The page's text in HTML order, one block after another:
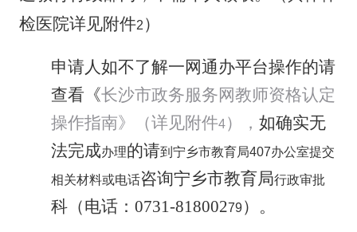
检医院详见附件2 ）
申请人如不了解一网通办平台操作的请
查看《长沙市政务服务网教师资格认定
操作指南》（详见附件4）， 如确实无
法完成办理的请到宁乡市教育局407办公室提交
相关材料或电话咨询宁乡市教育局行政审批
科（电话： 0731-81800279）。